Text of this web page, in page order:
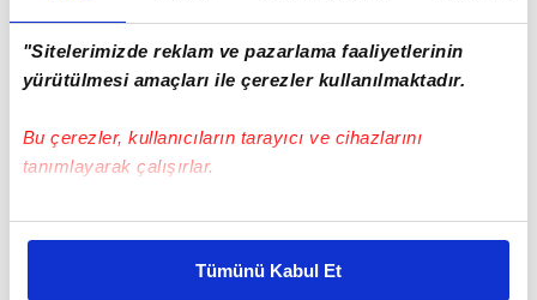
"Sitelerimizde reklam ve pazarlama faaliyetlerinin
yürütülmesi amaçları ile çerezler kullanılmaktadır.
Bu çerezler, kullanıcıların tarayıcı ve cihazlarını
tanımlayarak çalışırlar.
Bu çerezlere izin vermeniz halinde sizlere özel
daha iyi reklam deneyimi yaşatabiliriz. Bunu yaparken
Tümünü Kabul Et
yaptıkları çok değerliydi...